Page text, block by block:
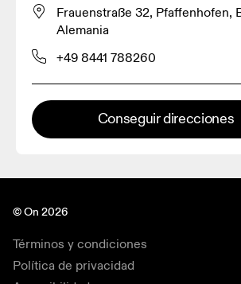
Frauenstraße 32, Pfaffenhofen,
Alemania
+49 8441 788260
Conseguir direcciones
© On 2026
Términos y condiciones
Política de privacidad